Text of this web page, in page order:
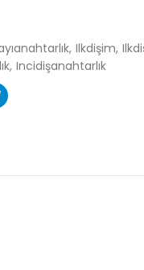
Ilkdişim
Incidişanahtarlık